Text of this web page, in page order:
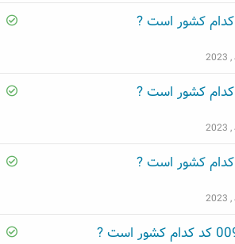
e
S
e
2023
S
e
2023
S
2023
S